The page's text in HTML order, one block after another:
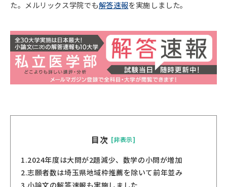
た。メルリックス学院でも解答速報を実施しました。
目次 [非表示]
1.2024年度は大問が2題減少、数学の小問が増加
2.志願者数は埼玉県地域枠推薦を除いて前年並み
3.小論文の解答速報も実施しました